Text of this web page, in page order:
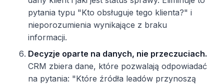
pytania typu "Kto obsługuje tego klienta?" i
nieporozumienia wynikające z braku
informacji.
Decyzje oparte na danych, nie przeczuciach.
CRM zbiera dane, które pozwalają odpowiadać
na pytania: "Które źródła leadów przynoszą